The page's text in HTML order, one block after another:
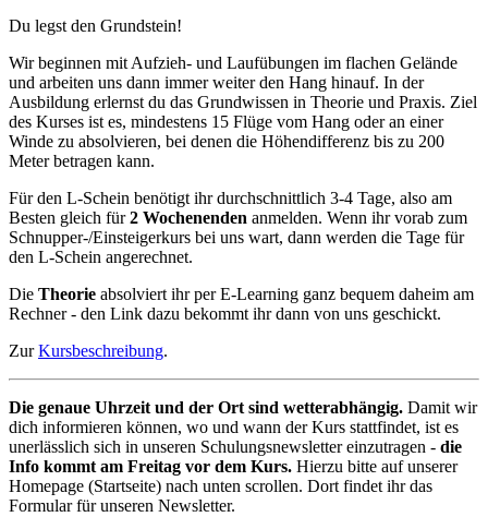
Du legst den Grundstein!
Wir beginnen mit Aufzieh- und Laufübungen im flachen Gelände
und arbeiten uns dann immer weiter den Hang hinauf. In der
Ausbildung erlernst du das Grundwissen in Theorie und Praxis. Ziel
des Kurses ist es, mindestens 15 Flüge vom Hang oder an einer
Winde zu absolvieren, bei denen die Höhendifferenz bis zu 200
Meter betragen kann.
Für den L-Schein benötigt ihr durchschnittlich 3-4 Tage, also am
Besten gleich für2 Wochenenden anmelden. Wenn ihr vorab zum
Schnupper-/Einsteigerkurs bei uns wart, dann werden die Tage für
den L-Schein angerechnet.
Die Theorie absolviert ihr per E-Learning ganz bequem daheim am
Rechner - den Link dazu bekommt ihr dann von uns geschickt.
ZurKursbeschreibung.
Die genaue Uhrzeit und der Ort sind wetterabhängig. Damit wir
dich informieren können, wo und wann der Kurs stattfindet, ist es
unerlässlich sich in unseren Schulungsnewsletter einzutragen - die
Info kommt am Freitag vor dem Kurs. Hierzu bitte auf unserer
Homepage (Startseite) nach unten scrollen. Dort findet ihr das
Formular für unseren Newsletter.